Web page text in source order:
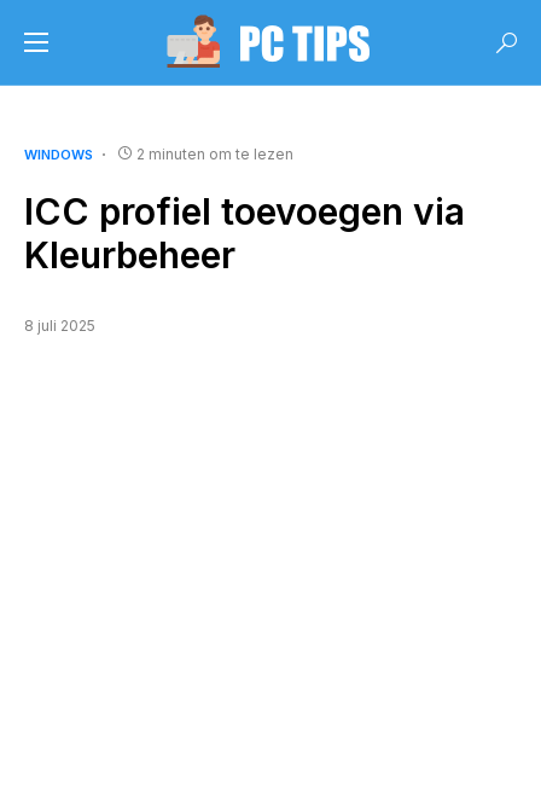
WINDOWS 2 minuten om te lezen
ICC profiel toevoegen via
Kleurbeheer
8 juli 2025